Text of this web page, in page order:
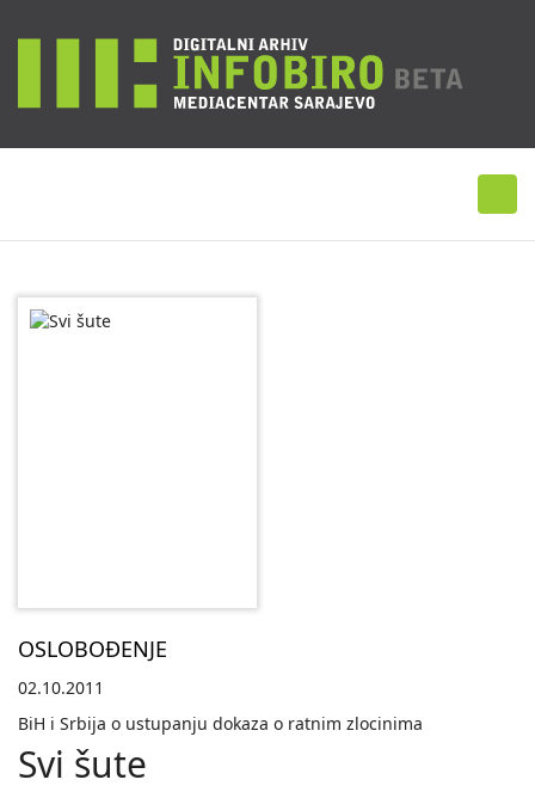
OSLOBOĐENJE
02.10.2011
BiH i Srbija o ustupanju dokaza o ratnim zlocinima
Svi šute